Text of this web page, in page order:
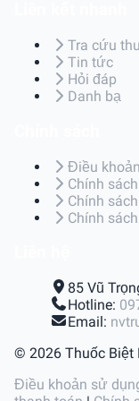
Tra cứu
Tin tức
Hỏi đáp
Danh bạ
Điều
Chính
Chính
Chính
85 Vũ
Hotline:
Email:
© 2026 Thuốc Biệt
Điều khoản sử